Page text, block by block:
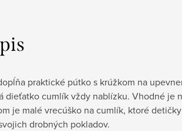
praktické pútko s krúžkom na
dieťatko cumlík vždy nablízku. Vhodné je
je malé vrecúško na cumlík, ktoré
drobných pokladov.